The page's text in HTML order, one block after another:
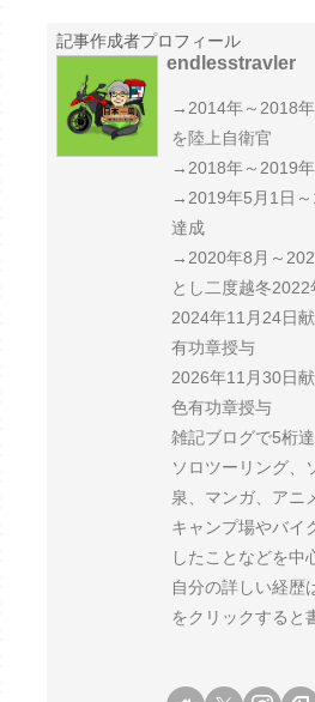
記事作成者プロフィール
endlesstravler
→2014年～2018年
を陸上自衛官
→2018年～2019
→2019年5月1日
達成
→2020年8月～
とし二度越冬
2024年11月24日
有功章授与
2026年11月30日
色有功章授与
雑記ブログで5桁
ソロツーリング、
泉、マンガ、アニ
キャンプ場やバイ
したことなどを中
自分の詳しい経歴
をクリックすると